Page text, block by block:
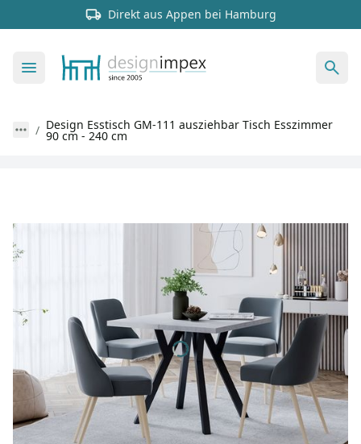
Direkt aus Appen bei Hamburg
Design Esstisch GM-111 ausziehbar Tisch Esszimmer
90 cm - 240 cm